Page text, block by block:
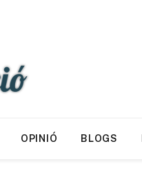
OPINIÓ BLOGS